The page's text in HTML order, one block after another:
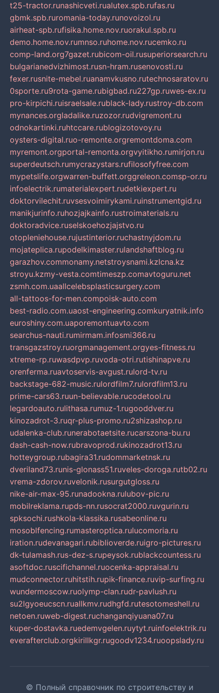
t25-tractor.runashicveti.rualutex.spb.rufas.ru
gbmk.spb.ruromania-today.runovoizol.ru
airheat-spb.rufisika.home.nov.ruorakul.spb.ru
demo.home.nov.rumnso.ruhome.nov.rucemko.ru
comp-land.org7gazet.rubicom-oil.rusuperiorsearch.ru
bulgarianedvizhimost.rusn-hram.rusenovosti.ru
fexer.rusnite-mebel.ruanamvkusno.rutechnosaratov.ru
0sporte.ru9rota-game.rubigbad.ru227gp.ruwes-ex.ru
pro-kirpichi.ruisraelsale.rublack-lady.rustroy-db.com
mynances.orgladalike.ruzozor.rudvigremont.ru
odnokartinki.ruhtccare.rublogizotovoy.ru
oysters-digital.ruo-remonte.orgremontdoma.com
myremont.orgportal-remonta.orgvyitikho.rumirjon.ru
superdeutsch.rumycrazystars.rufilosofyfree.com
mypetslife.orgwarren-buffett.orggreleon.comsp-or.ru
infoelectrik.rumaterialexpert.rudetkiexpert.ru
doktorvilechit.ruvsesvoimirykami.ruinstrumentgid.ru
manikjurinfo.ruhozjajkainfo.rustroimaterials.ru
doktoradvice.ruselskoehozjajstvo.ru
otopleniehouse.rujustinterior.ruchastnyjdom.ru
mojateplica.rupodelkimaster.rulandshaftblog.ru
garazhov.commonamy.netstroysnami.kzlcna.kz
stroyu.kzmy-vesta.comtimeszp.comavtoguru.net
zsmh.com.uaallcelebsplasticsurgery.com
all-tattoos-for-men.compoisk-auto.com
best-radio.com.uaost-engineering.comkuryatnik.info
euroshiny.com.uaporemontuavto.com
searchus-nauti.rumirmam.infosmi366.ru
transgazstroy.ruorgmanagement.orgyes-fitness.ru
xtreme-rp.ruwasdpvp.ruvoda-otri.rutishinapve.ru
orenferma.ruavtoservis-avgust.rulord-tv.ru
backstage-682-music.rulordfilm7.rulordfilm13.ru
prime-cars63.ruun-believable.rucodetool.ru
legardoauto.rulithasa.rumuz-1.rugooddver.ru
kinozadrot-3.ruqr-plus-promo.ru2shizashop.ru
udalenka-club.runerabotaetsite.rucarszona-bu.ru
dash-cash-now.rubravoprod.rukinozadrot13.ru
hotteygroup.rubagira31.rudommarketnsk.ru
dveriland73.runis-glonass51.ruveles-doroga.rutb02.ru
vrema-zdorov.ruvelonik.rusurgutgloss.ru
nike-air-max-95.runadookna.rulubov-pic.ru
mobilreklama.rupds-nn.rusocrat2000.ruvgurin.ru
spksochi.rushkola-klassika.rusabeonline.ru
mosoblfencing.rumasteroptica.rulucomoria.ru
iration.rudevanagari.rubiblioverde.ruigro-pictures.ru
dk-tulamash.rus-dez-s.rupeysok.rublackcountess.ru
asoftdoc.ruscifichannel.ruocenka-appraisal.ru
mudconnector.ruhitstih.rupik-finance.ruvip-surfing.ru
wundermoscow.ruolymp-clan.rudr-pavlush.ru
su2lgyoeucscn.ruallkmv.rudhgfd.rutesotomeshell.ru
netoen.ruweb-digest.ruchanganqiyuana07.ru
kuper-dostavka.ruedemvgelen.ruytyt.ruinfoelektrik.ru
everafterclub.orgkirillkgr.rugoodv1234.ruoopslady.ru
© Полный справочник по строительству и